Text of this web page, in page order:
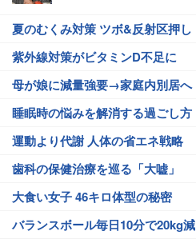
夏のむくみ対策 ツボ&反射区押し
紫外線対策がビタミンD不足に
母が娘に減量強要→家庭内別居へ
睡眠時の悩みを解消する過ごし方
運動より代謝 人体の省エネ戦略
歯科の保健治療を巡る「大嘘」
大食い女子 46キロ体型の秘密
バランスボール毎日10分で20kg減